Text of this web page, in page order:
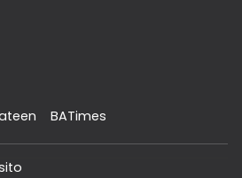
BATimes